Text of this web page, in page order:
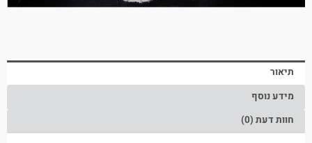
תיאור
מידע נוסף
חוות דעת (0)